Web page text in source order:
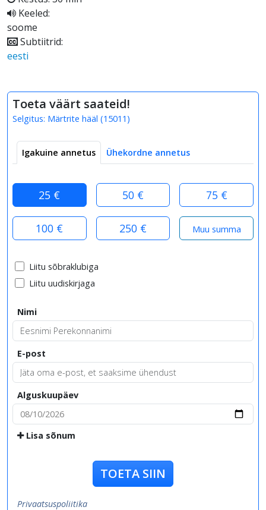
Keeled:
soome
Subtiitrid:
eesti
Toeta väärt saateid!
Selgitus: Märtrite hääl (15011 )
Igakuine annetus Ühekordne annetus
25 € 50 € 75 €
100 € 250 €
Liitu sõbraklubiga
Liitu uudiskirjaga
Nimi
E-post
Alguskuupäev
Lisa sõnum
TOETA SIIN
Privaatsuspoliitika